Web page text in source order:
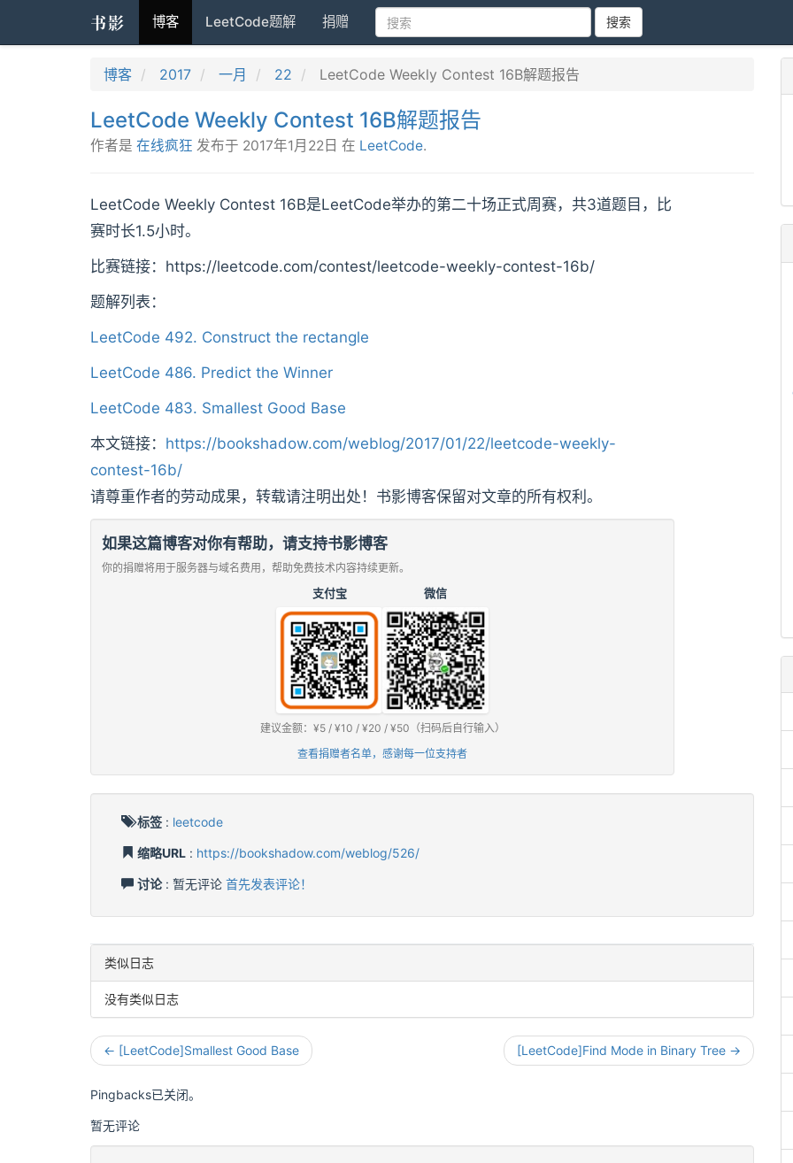
书影 博客 LeetCode题解 捐赠 搜索
博客 2017 一月 22 LeetCode Weekly Contest 16B解题报告
LeetCode Weekly Contest 16B解题报告
作者是 在线疯狂 发布于 2017年1月22日 在 LeetCode.
LeetCode Weekly Contest 16B是LeetCode举办的第二十场正式周赛，共3道题目，比
赛时长1.5小时。
比赛链接：https://leetcode.com/contest/leetcode-weekly-contest-16b/
题解列表：
LeetCode 492. Construct the rectangle
LeetCode 486. Predict the Winner
LeetCode 483. Smallest Good Base
本文链接： https://bookshadow.com/weblog/2017/01/22/leetcode-weekly-
contest-16b/
请尊重作者的劳动成果，转载请注明出处！书影博客保留对文章的所有权利。
如果这篇博客对你有帮助，请支持书影博客
你的捐赠将用于服务器与域名费用，帮助免费技术内容持续更新。
支付宝 微信
建议金额：¥5 / ¥10 / ¥20 / ¥50（扫码后自行输入）
查看捐赠者名单，感谢每一位支持者
标签 : leetcode
缩略URL : https://bookshadow.com/weblog/526/
讨论: 暂无评论 首先发表评论！
类似日志
没有类似日志
[LeetCode]Find Mode in Binary Tree →
← [LeetCode]Smallest Good Base
Pingbacks已关闭。
暂无评论